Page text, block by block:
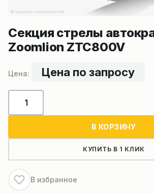
Секция стрелы
Zoomlion ZTC800V
Цена по запросу
товара
Zoomlion
ZTC800V
В КОРЗИНУ
КУПИТЬ В 1 КЛИК
В избранное